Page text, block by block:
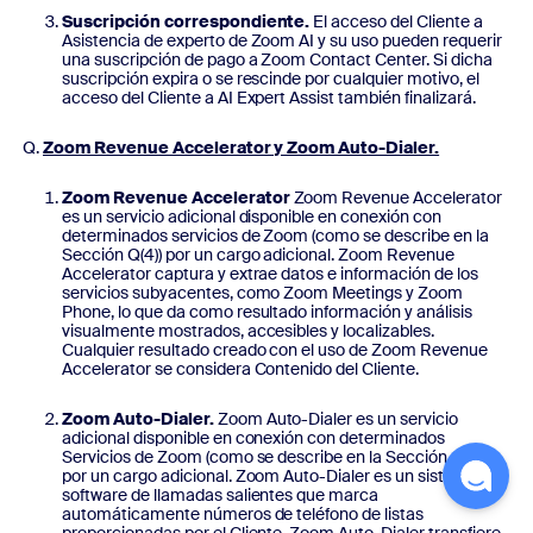
Suscripción correspondiente. El acceso del Cliente a
Asistencia de experto de Zoom AI y su uso pueden requerir
una suscripción de pago a Zoom Contact Center. Si dicha
suscripción expira o se rescinde por cualquier motivo, el
acceso del Cliente a AI Expert Assist también finalizará.
Zoom Revenue Accelerator y Zoom Auto-Dialer.
Zoom Revenue AcceleratorZoom Revenue Accelerator
es un servicio adicional disponible en conexión con
determinados servicios de Zoom (como se describe en la
Sección Q(4)) por un cargo adicional. Zoom Revenue
Accelerator captura y extrae datos e información de los
servicios subyacentes, como Zoom Meetings y Zoom
Phone, lo que da como resultado información y análisis
visualmente mostrados, accesibles y localizables.
Cualquier resultado creado con el uso de Zoom Revenue
Accelerator se considera Contenido del Cliente.
Zoom Auto-Dialer.Zoom Auto-Dialer es un servicio
adicional disponible en conexión con determinados
Servicios de Zoom (como se describe en la Sección Q(4))
por un cargo adicional. Zoom Auto-Dialer es un sistema de
software de llamadas salientes que marca
automáticamente números de teléfono de listas